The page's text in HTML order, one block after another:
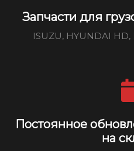
Запчасти для
ISUZU, HYUNDAI HD,
Постоянное
на